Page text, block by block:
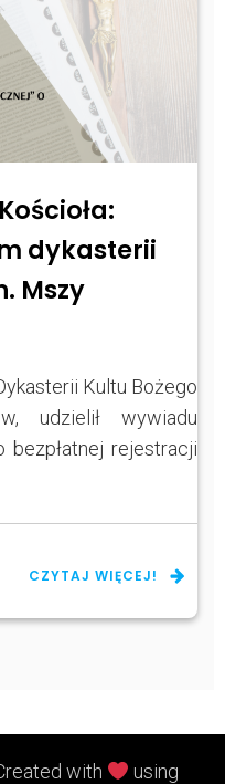
dykasterii
Mszy
Kultu Bożego
udzielił wywiadu
rejestracji
CZYTAJ WIĘCEJ!
with using